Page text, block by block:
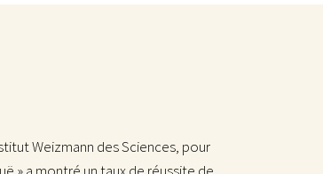
Weizmann des Sciences, pour